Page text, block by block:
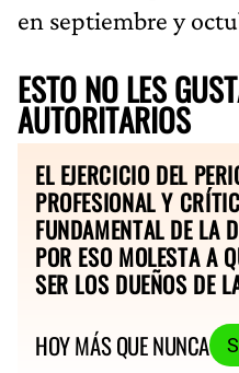
en septiembre y
ESTO NO LES
AUTORITARIOS
EL EJERCICIO DEL
PROFESIONAL Y
FUNDAMENTAL DE LA
POR ESO MOLESTA A
SER LOS DUEÑOS DE
HOY MÁS QUE NUNCA